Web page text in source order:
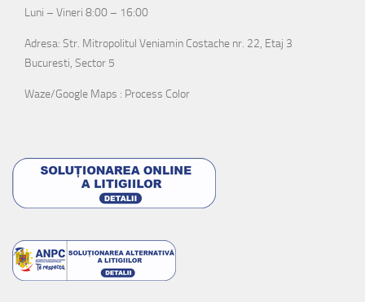
Luni – Vineri 8:00 – 16:00
Adresa: Str. Mitropolitul Veniamin Costache nr. 22, Etaj 3
Bucuresti, Sector 5
Waze/Google Maps : Process Color